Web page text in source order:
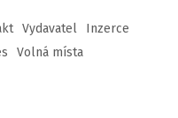
Vydavatel
Inzerce
Volná místa